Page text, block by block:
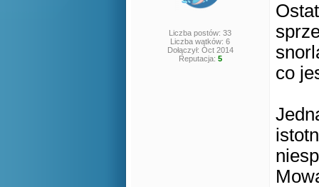
Liczba postów: 33
Liczba wątków: 6
Dołączył: Oct 2014
Reputacja: 5
co